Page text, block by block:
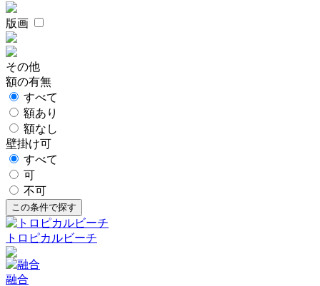
版画
その他
額の有無
すべて
額あり
額なし
壁掛け可
すべて
可
不可
トロピカルビーチ
融合